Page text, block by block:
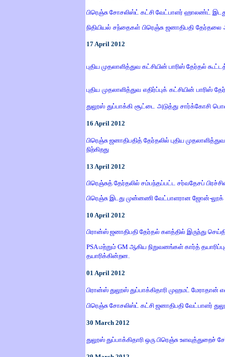
பிரெஞ்சு சோசலிஸ்ட் கட்சி வேட்பாளர் ஹாலண்ட்
நிதியியல் சந்தைகள் பிரெஞ்சு ஜனாதிபதி
17 April 2012
புதிய முதலாளித்துவ கட்சியின் பாரிஸ் தேர்தல்
புதிய முதலாளித்துவ எதிர்ப்புக் கட்சியின் பாரிஸ்
துலூஸ் துப்பாக்கி சூட்டை அடுத்து சார்க்கோசி
16 April 2012
பிரெஞ்சு ஜனாதிபதித் தேர்தலில் புதிய
நிற்கிறது
13 April 2012
பிரெஞ்சுத் தேர்தலில் சம்பந்தப்பட்ட சர்வதேசப்
பிரெஞ்சு இடது முன்னணி வேட்பாளரான ஜோன்-லூக்
10 April 2012
பிரான்ஸ் ஜனாதிபதி தேர்தல் களத்தில் இருந்து
PSA மற்றும் GM ஆகிய நிறுவனங்கள் கார்த்
தயாரிக்கின்றன.
01 April 2012
பிரான்ஸ் துலூஸ் துப்பாக்கிதாரி முஹமட் மேராதான்
பிரெஞ்சு சோசலிஸ்ட் கட்சி ஜனாதிபதி வேட்பாளர்
30 March 2012
துலூஸ் துப்பாக்கிதாரி ஒரு பிரெஞ்சு